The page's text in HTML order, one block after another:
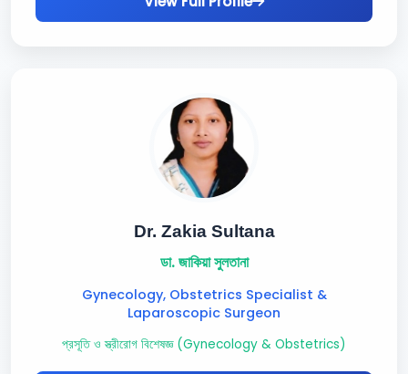
Dr. Zakia Sultana
ডা. জাকিয়া সুলতানা
Gynecology, Obstetrics Specialist &
Laparoscopic Surgeon
প্রসূতি ও স্ত্রীরোগ বিশেষজ্ঞ (Gynecology & Obstetrics)